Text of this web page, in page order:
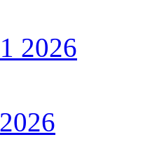
2026